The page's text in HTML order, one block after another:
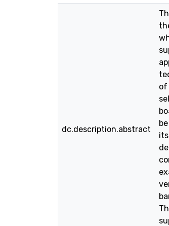
dc.description.abstract
of